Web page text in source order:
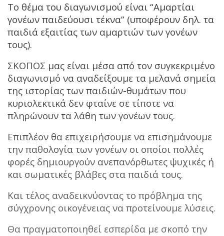
Το θέμα του διαγωνισμού είναι “Αμαρτίαι
γονέων παιδεύουσι τέκνα” (υποφέρουν δηλ. τα
παιδιά εξαιτίας των αμαρτιών των γονέων
τους).
ΣΚΟΠΟΣ μας είναι μέσα από τον συγκεκριμένο
διαγωνισμό να αναδείξουμε τα μελανά σημεία
της ιστορίας των παιδιών-θυμάτων που
κυριολεκτικά δεν φταίνε σε τίποτε να
πληρώνουν τα λάθη των γονέων τους.
Επιπλέον θα επιχειρήσουμε να επισημάνουμε
την παθολογία των γονέων οι οποίοι πολλές
φορές δημιουργούν ανεπανόρθωτες ψυχικές ή
και σωματικές βλάβες στα παιδιά τους.
Και τέλος αναδεικνύοντας το πρόβλημα της
σύγχρονης οικογένειας να προτείνουμε λύσεις.
Θα πραγματοποιηθεί εσπερίδα με σκοπό την